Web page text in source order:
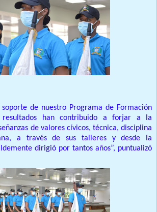
de nuestro Programa de Formación
resultados han contribuido a forjar a la
de valores cívicos, técnica, disciplina
a través de sus talleres y desde la
dirigió por tantos años”, puntualizó